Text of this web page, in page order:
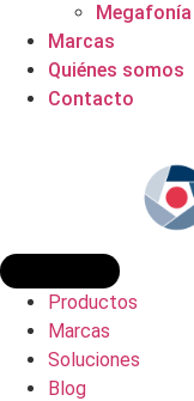
Megafonía
Marcas
Quiénes somos
Contacto
Productos
Marcas
Soluciones
Blog